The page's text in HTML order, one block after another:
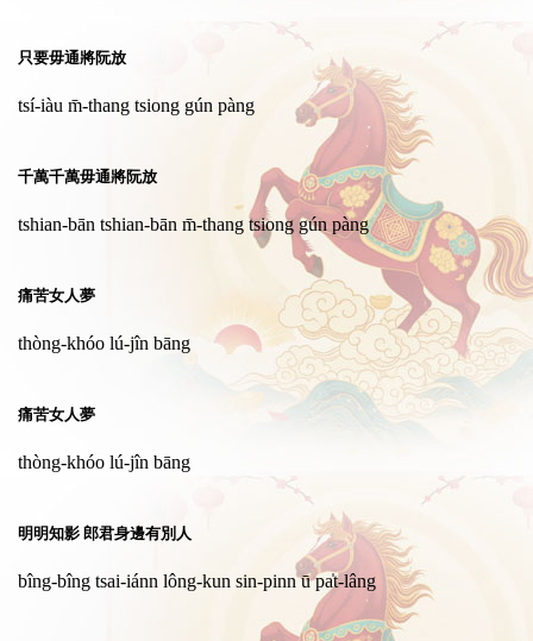
只要毋通將阮放
tsí-iàu m̄-thang tsiong gún pàng
千萬千萬毋通將阮放
tshian-bān tshian-bān m̄-thang tsiong gún pàng
痛苦女人夢
thòng-khóo lú-jîn bāng
痛苦女人夢
thòng-khóo lú-jîn bāng
明明知影 郎君身邊有別人
bîng-bîng tsai-iánn lông-kun sin-pinn ū pa̍t-lâng